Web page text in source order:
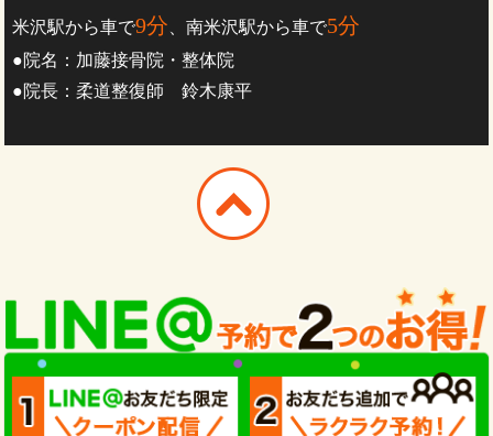
米沢駅から車で9分 、南米沢駅から車で5分
●院名：加藤接骨院・整体院
●院長：柔道整復師 鈴木康平